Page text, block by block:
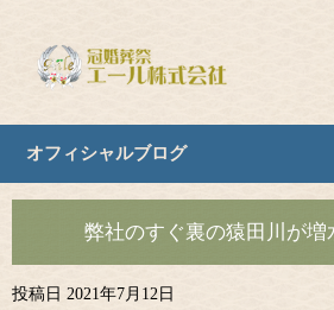
オフィシャルブログ
弊社のすぐ裏の猿田川が増
投稿日 2021年7月12日